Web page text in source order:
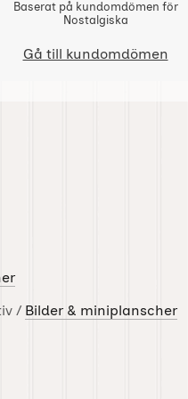
Baserat på kundomdömen för
Nostalgiska
Gå till kundomdömen
/ Bilder & miniplanscher